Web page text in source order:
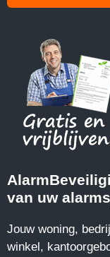
van uw
Jouw woning,
winkel,